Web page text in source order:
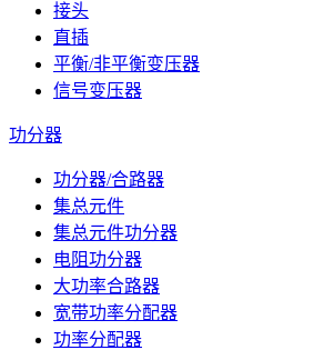
接头
直插
平衡/非平衡变压器
信号变压器
功分器
功分器/合路器
集总元件
集总元件功分器
电阻功分器
大功率合路器
宽带功率分配器
功率分配器